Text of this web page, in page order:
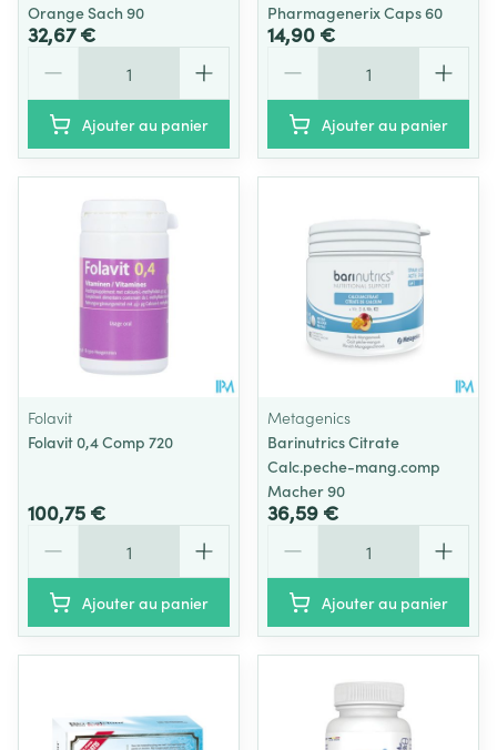
Orange Sach 90
32,67 €
Ajouter au panier
Pharmagenerix Caps 60
14,90 €
Ajouter au panier
Folavit
Folavit 0,4 Comp 720
100,75 €
Ajouter au panier
Metagenics
Barinutrics Citrate
Calc.peche-mang.comp
Macher 90
36,59 €
Ajouter au panier